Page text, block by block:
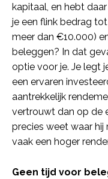
kapitaal, en hebt
je een flink bedrag
meer dan €10.000)
beleggen? In dat
optie voor je. Je legt
een ervaren
aantrekkelijk
vertrouwt dan op de
precies weet waar
vaak een hoger
Geen tijd voor